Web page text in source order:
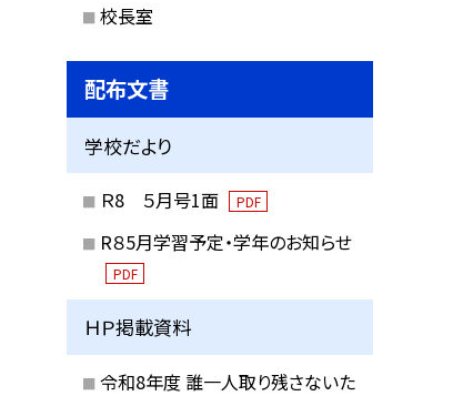
校長室
配布文書
学校だより
Ｒ8 ５月号1面 PDF
R８5月学習予定・学年のお知らせ
PDF
ＨＰ掲載資料
令和8年度 誰一人取り残さないた